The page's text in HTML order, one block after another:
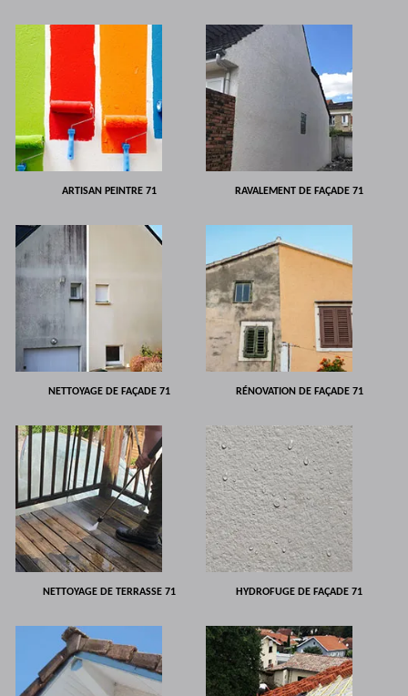
ARTISAN PEINTRE 71 RAVALEMENT DE FAÇADE 71
NETTOYAGE DE FAÇADE 71 RÉNOVATION DE FAÇADE 71
NETTOYAGE DE TERRASSE 71 HYDROFUGE DE FAÇADE 71